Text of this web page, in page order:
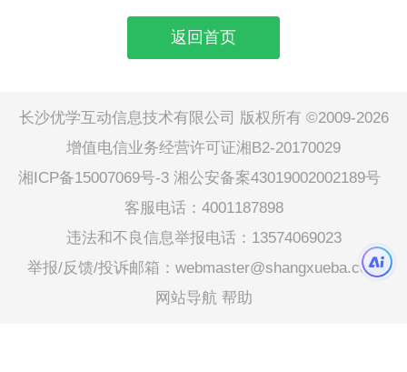
返回首页
长沙优学互动信息技术有限公司 版权所有 ©2009-2026
增值电信业务经营许可证湘B2-20170029
湘ICP备15007069号-3 湘公安备案43019002002189号
客服电话：4001187898
违法和不良信息举报电话：13574069023
举报/反馈/投诉邮箱：webmaster@shangxueba.com
网站导航 帮助